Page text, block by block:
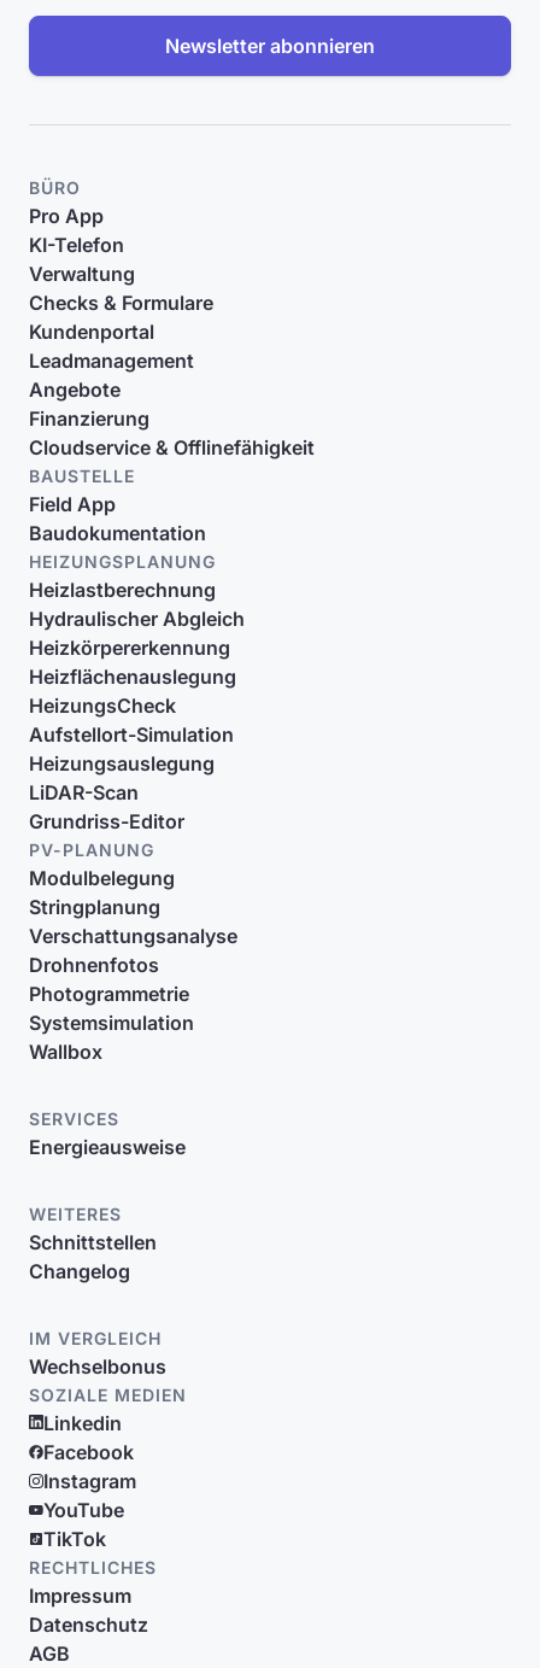
Newsletter abonnieren
BÜRO
Pro App
KI-Telefon
Verwaltung
Checks & Formulare
Kundenportal
Leadmanagement
Angebote
Finanzierung
Cloudservice & Offlinefähigkeit
BAUSTELLE
Field App
Baudokumentation
HEIZUNGSPLANUNG
Heizlastberechnung
Hydraulischer Abgleich
Heizkörpererkennung
Heizflächenauslegung
HeizungsCheck
Aufstellort-Simulation
Heizungsauslegung
LiDAR-Scan
Grundriss-Editor
PV-PLANUNG
Modulbelegung
Stringplanung
Verschattungsanalyse
Drohnenfotos
Photogrammetrie
Systemsimulation
Wallbox
SERVICES
Energieausweise
WEITERES
Schnittstellen
Changelog
IM VERGLEICH
Wechselbonus
SOZIALE MEDIEN
Linkedin
Facebook
Instagram
YouTube
TikTok
RECHTLICHES
Impressum
Datenschutz
AGB